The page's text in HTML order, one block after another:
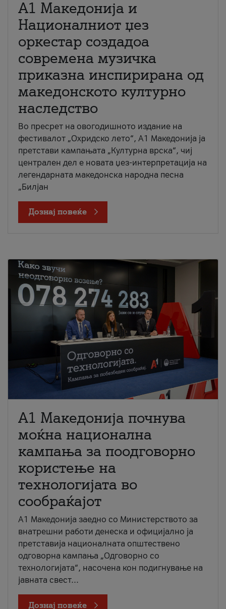
А1 Македонија и
Националниот џез
оркестар создадоа
современа музичка
приказна инспирирана од
македонското културно
наследство
Во пресрет на овогодишното издание на
фестивалот „Охридско лето“, А1 Македонија ја
претстави кампањата „Културна врска“, чиј
централен дел е новата џез-интерпретација на
легендарната македонска народна песна
„Билјан
Дознај повеќе
A1 Македонија почнува
моќна национална
кампања за поодговорно
користење на
технологијата во
сообраќајот
A1 Македонија заедно со Министерството за
внатрешни работи денеска и официјално ја
претставија националната општествено
одговорна кампања „Одговорно со
технологијата“, насочена кон подигнување на
јавната свест...
Дознај повеќе